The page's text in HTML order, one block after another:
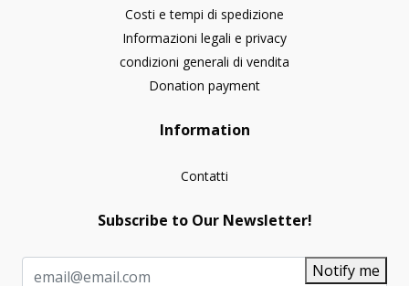
Costi e tempi di spedizione
Informazioni legali e privacy
condizioni generali di vendita
Donation payment
Information
Contatti
Subscribe to Our Newsletter!
Notify me